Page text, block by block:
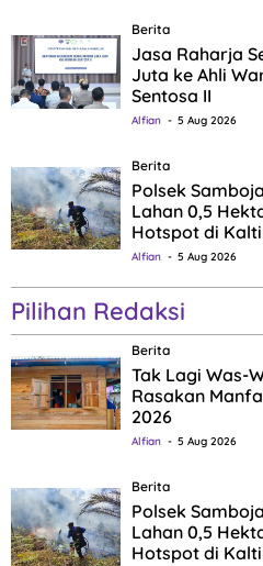
Berita
Jasa Raharja
Juta ke Ahli
Sentosa II
Alfian 5 Aug 2026
Berita
Polsek
Lahan 0,5
Hotspot di
Alfian 5 Aug 2026
Pilihan Redaksi
Berita
Tak Lagi Was-
Rasakan
2026
Alfian 5 Aug 2026
Berita
Polsek
Lahan 0,5
Hotspot di